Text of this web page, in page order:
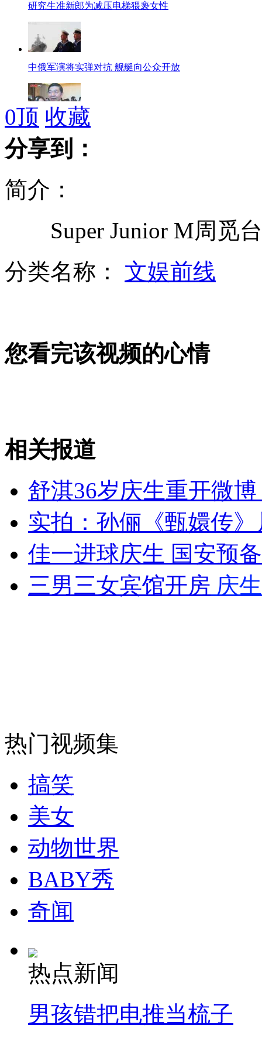
研究生准新郎为减压电梯猥亵女性
中俄军演将实弹对抗 舰艇向公众开放
吴建民：企业家应带头反对奢华
美菲联合军演首次涉足南海海域
女孩北京地铁殴打老人 痛下狠手拳打脚踢
无痛分娩是否安全 医生回应
走！跟着总书记去植树
消防员救轻生者
纽约上演“枕头大战”
0顶 收藏
分享到：
简介：
Super Junior M周觅台
分类名称： 文娱前线
您看完该视频的心情
相关报道
舒淇36岁庆生重开微
实拍：孙俪《甄嬛传
佳一进球庆生 国安预
三男三女宾馆开房 庆生
热门视频集
搞笑
美女
动物世界
BABY秀
奇闻
热点新闻
男孩错把电推当梳子